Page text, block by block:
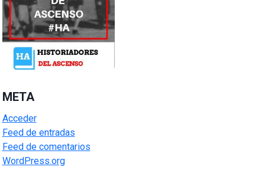
META
Acceder
Feed de entradas
Feed de comentarios
WordPress.org